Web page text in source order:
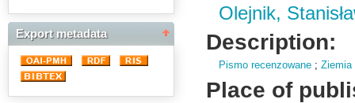
Export metadata
Olejnik,
Description:
Pismo recenzowane ;Ziemia
Place of